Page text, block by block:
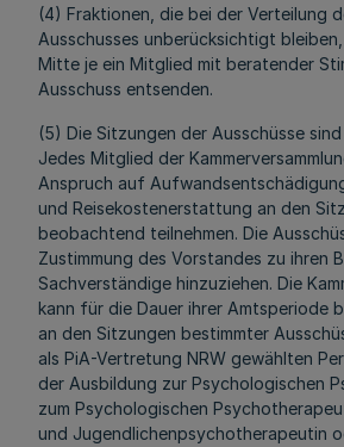
(4) Fraktionen, die bei der Verteilung
Ausschusses unberücksichtigt
Mitte je ein Mitglied mit beratender
Ausschuss entsenden.
(5) Die Sitzungen der Ausschüsse
Jedes Mitglied der
Anspruch auf
und Reisekostenerstattung an den
beobachtend teilnehmen. Die
Zustimmung des Vorstandes zu ihren
Sachverständige hinzuziehen. Die
kann für die Dauer ihrer Amtsperiode
an den Sitzungen bestimmter
als PiA-Vertretung NRW gewählten
der Ausbildung zur Psychologischen
zum Psychologischen
und Jugendlichenpsychotherapeutin